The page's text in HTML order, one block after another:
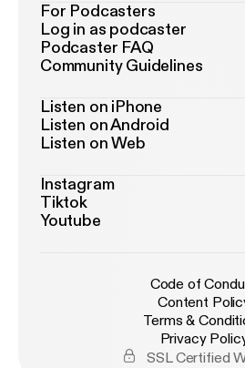
For Podcasters
Log in as podcaster
Podcaster FAQ
Community Guidelines
Listen on iPhone
Listen on Android
Listen on Web
Instagram
Tiktok
Youtube
Code of
Content
Terms &
Privacy
SSL Certified